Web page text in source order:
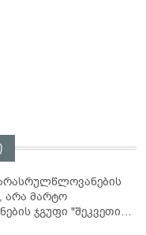
არა მარტო
ჯგუფი "შეკვეთის
კურიერია